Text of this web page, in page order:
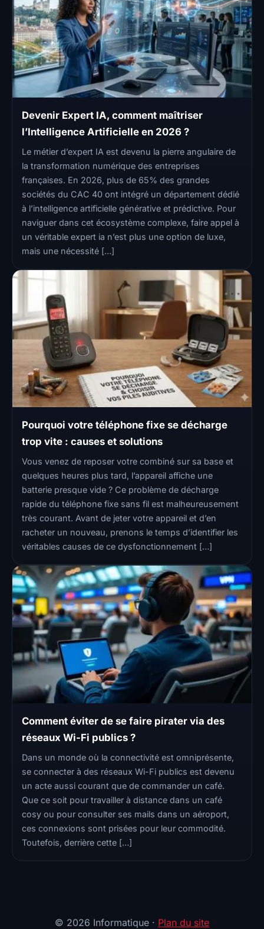
Devenir Expert IA, comment maîtriser
l’Intelligence Artificielle en 2026 ?
Le métier d’expert IA est devenu la pierre angulaire de
la transformation numérique des entreprises
françaises. En 2026, plus de 65% des grandes
sociétés du CAC 40 ont intégré un département dédié
à l’intelligence artificielle générative et prédictive. Pour
naviguer dans cet écosystème complexe, faire appel à
un véritable expert ia n’est plus une option de luxe,
mais une nécessité […]
Pourquoi votre téléphone fixe se décharge
trop vite : causes et solutions
Vous venez de reposer votre combiné sur sa base et
quelques heures plus tard, l’appareil affiche une
batterie presque vide ? Ce problème de décharge
rapide du téléphone fixe sans fil est malheureusement
très courant. Avant de jeter votre appareil et d’en
racheter un nouveau, prenons le temps d’identifier les
véritables causes de ce dysfonctionnement […]
Comment éviter de se faire pirater via des
réseaux Wi-Fi publics ?
Dans un monde où la connectivité est omniprésente,
se connecter à des réseaux Wi-Fi publics est devenu
un acte aussi courant que de commander un café.
Que ce soit pour travailler à distance dans un café
cosy ou pour consulter ses mails dans un aéroport,
ces connexions sont prisées pour leur commodité.
Toutefois, derrière cette […]
© 2026 Informatique · Plan du site